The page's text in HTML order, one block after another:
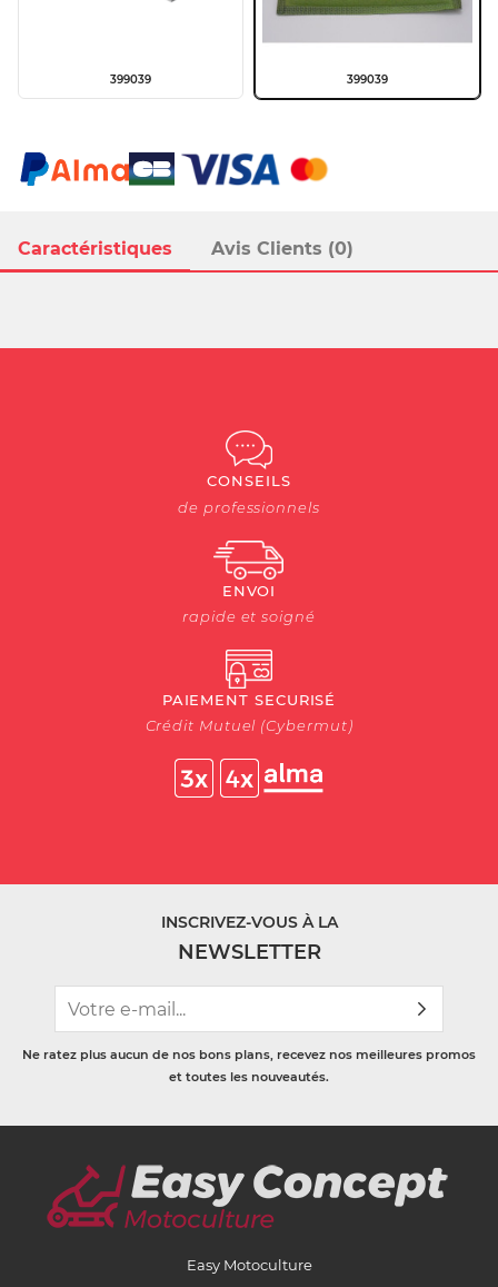
Caractéristiques Avis Clients (0)
399039 399039
CONSEILS
de professionnels
ENVOI
rapide et soigné
PAIEMENT SECURISÉ
Crédit Mutuel (Cybermut)
INSCRIVEZ-VOUS À LA
NEWSLETTER
Ne ratez plus aucun de nos bons plans, recevez nos meilleures promos
et toutes les nouveautés.
Easy Motoculture